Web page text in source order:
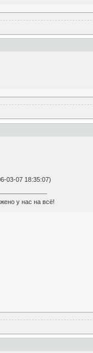
03-07 18:35:07)
у нас на всё!